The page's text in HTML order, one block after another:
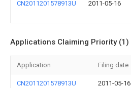
CN2011201578913U 2011-05-16
Applications Claiming Priority (1)
Application Filing date
CN2011201578913U 2011-05-16